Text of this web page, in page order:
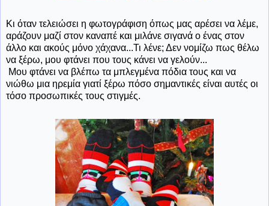
Κι όταν τελειώσει η φωτογράφιση όπως μας αρέσει να λέμε,
αράζουν μαζί στον καναπέ και μιλάνε σιγανά ο ένας στον
άλλο και ακούς μόνο χάχανα...Τι λένε; Δεν νομίζω πως θέλω
να ξέρω, μου φτάνει που τους κάνει να γελούν...
Μου φτάνει να βλέπω τα μπλεγμένα πόδια τους και να
νιώθω μια ηρεμία γιατί ξέρω πόσο σημαντικές είναι αυτές οι
τόσο προσωπικές τους στιγμές.